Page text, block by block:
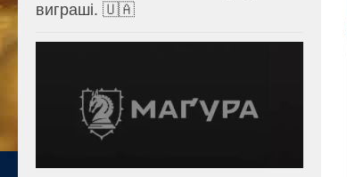
виграші. 🇺🇦